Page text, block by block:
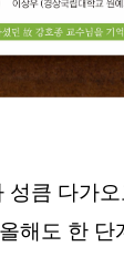
큼 다가
해도 한